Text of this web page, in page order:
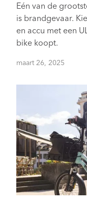
Eén van de
is brandgevaar.
en accu met een
bike koopt.
maart 26, 2025